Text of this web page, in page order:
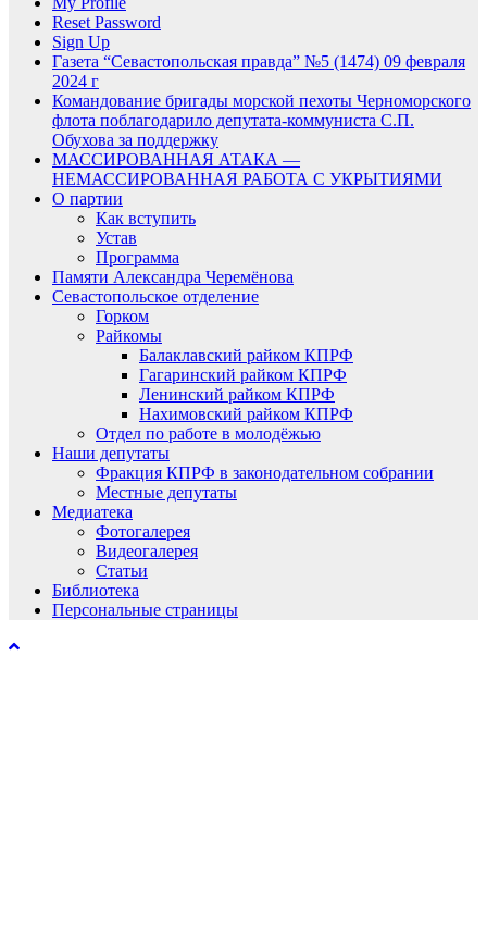
Reset Password
Sign Up
Газета “Севастопольская правда” №5 (1474) 09 февраля
2024 г
Командование бригады морской пехоты Черноморского
флота поблагодарило депутата-коммуниста С.П.
Обухова за поддержку
МАССИРОВАННАЯ АТАКА —
НЕМАССИРОВАННАЯ РАБОТА С УКРЫТИЯМИ
О партии
Как вступить
Устав
Программа
Памяти Александра Черемёнова
Севастопольское отделение
Горком
Райкомы
Балаклавский райком КПРФ
Гагаринский райком КПРФ
Ленинский райком КПРФ
Нахимовский райком КПРФ
Отдел по работе в молодёжью
Наши депутаты
Фракция КПРФ в законодательном собрании
Местные депутаты
Медиатека
Фотогалерея
Видеогалерея
Статьи
Библиотека
Персональные страницы